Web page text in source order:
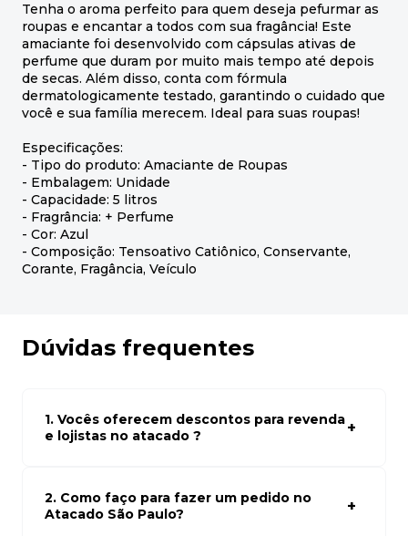
Tenha o aroma perfeito para quem deseja pefurmar as
roupas e encantar a todos com sua fragância! Este
amaciante foi desenvolvido com cápsulas ativas de
perfume que duram por muito mais tempo até depois
de secas. Além disso, conta com fórmula
dermatologicamente testado, garantindo o cuidado que
você e sua família merecem. Ideal para suas roupas!
Especificações:
- Tipo do produto: Amaciante de Roupas
- Embalagem: Unidade
- Capacidade: 5 litros
- Fragrância: + Perfume
- Cor: Azul
- Composição: Tensoativo Catiônico, Conservante,
Corante, Fragância, Veículo
Dúvidas frequentes
1. Vocês oferecem descontos para revenda
e lojistas no atacado ?
atacado empresas e compre com os melhores preços
para seu modelo de negócio
2. Como faço para fazer um pedido no
Atacado São Paulo?